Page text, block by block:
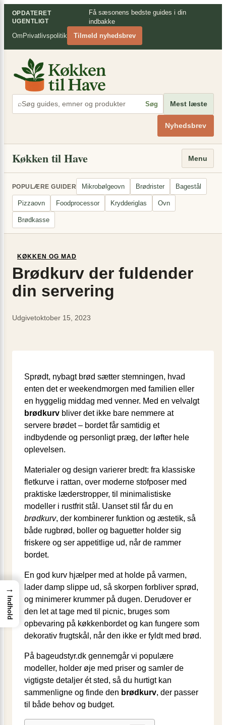
Spring
indhold
OPDATERET
UGENTLIGT
Få sæsonens bedste guides i din
indbakke
Om Privatlivspolitik Tilmeld nyhedsbrev
⌕ Søg Mest læste
Nyhedsbrev
Køkken til Have Menu
POPULÆRE GUIDER Mikrobølgeovn Brødrister Bagestål
Pizzaovn Foodprocessor Krydderiglas Ovn
Brødkasse
KØKKEN OG MAD
Brødkurv der fuldender
din servering
Udgivetoktober 15, 2023
Sprødt, nybagt brød sætter stemningen, hvad
enten det er weekendmorgen med familien eller
en hyggelig middag med venner. Med en velvalgt
brødkurv bliver det ikke bare nemmere at
servere brødet – bordet får samtidig et
indbydende og personligt præg, der løfter hele
oplevelsen.
Materialer og design varierer bredt: fra klassiske
fletkurve i rattan, over moderne stofposer med
praktiske læderstropper, til minimalistiske
modeller i rustfrit stål. Uanset stil får du en
brødkurv, der kombinerer funktion og æstetik, så
både rugbrød, boller og baguetter holder sig
friskere og ser appetitlige ud, når de rammer
bordet.
En god kurv hjælper med at holde på varmen,
lader damp slippe ud, så skorpen forbliver sprød,
og minimerer krummer på dugen. Derudover er
den let at tage med til picnic, bruges som
opbevaring på køkkenbordet og kan fungere som
dekorativ frugtskål, når den ikke er fyldt med brød.
På bageudstyr.dk gennemgår vi populære
modeller, holder øje med priser og samler de
vigtigste detaljer ét sted, så du hurtigt kan
sammenligne og finde den brødkurv, der passer
til både behov og budget.
→
Indhold